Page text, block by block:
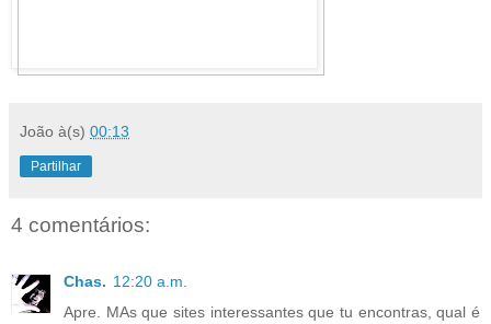
João à(s) 00:13
Partilhar
4 comentários:
Chas. 12:20 a.m.
Apre. MAs que sites interessantes que tu encontras, qual é